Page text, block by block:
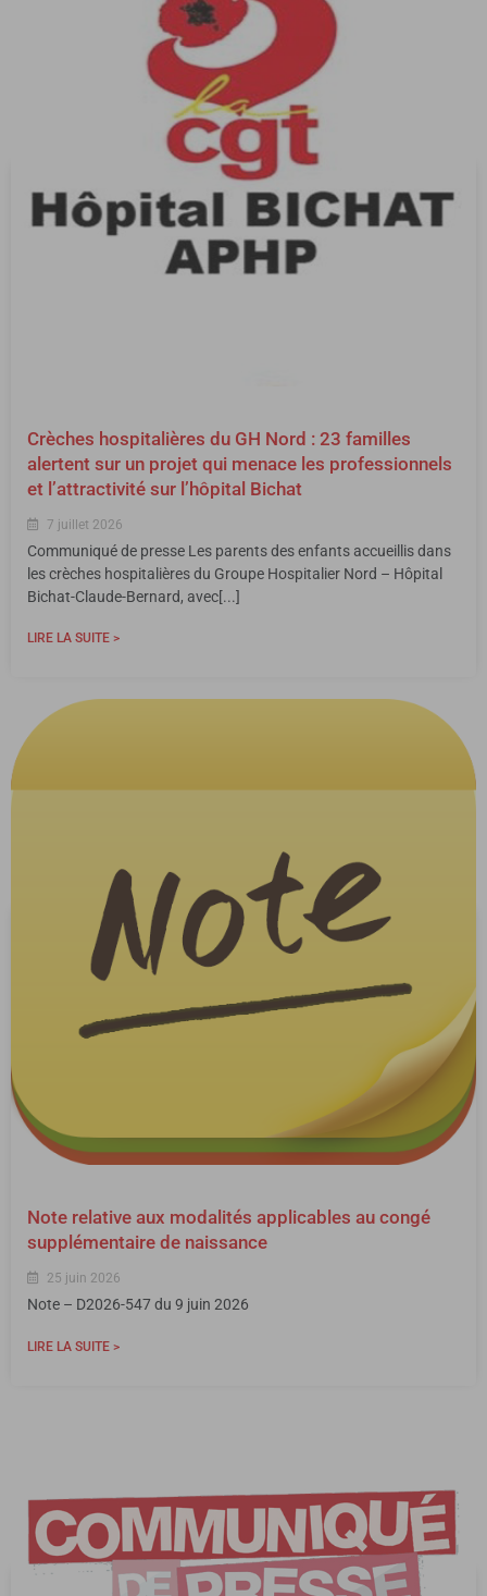
Crèches hospitalières du GH Nord : 23 familles
alertent sur un projet qui menace les professionnels
et l’attractivité sur l’hôpital Bichat
7 juillet 2026
Communiqué de presse Les parents des enfants accueillis dans
les crèches hospitalières du Groupe Hospitalier Nord – Hôpital
Bichat-Claude-Bernard, avec[...]
LIRE LA SUITE >
Note relative aux modalités applicables au congé
supplémentaire de naissance
25 juin 2026
Note – D2026-547 du 9 juin 2026
LIRE LA SUITE >